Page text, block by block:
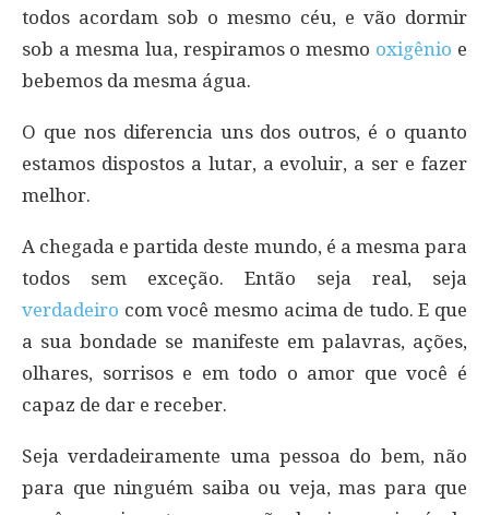
todos acordam sob o mesmo céu, e vão dormir
sob a mesma lua, respiramos o mesmo oxigênio e
bebemos da mesma água.
O que nos diferencia uns dos outros, é o quanto
estamos dispostos a lutar, a evoluir, a ser e fazer
melhor.
A chegada e partida deste mundo, é a mesma para
todos sem exceção. Então seja real, seja
verdadeiro com você mesmo acima de tudo. E que
a sua bondade se manifeste em palavras, ações,
olhares, sorrisos e em todo o amor que você é
capaz de dar e receber.
Seja verdadeiramente uma pessoa do bem, não
para que ninguém saiba ou veja, mas para que